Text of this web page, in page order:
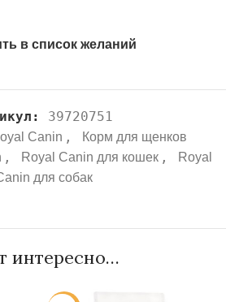
в список желаний
39720751
Canin , Корм для щенков
, Royal Canin для кошек ,
Royal
для собак
интересно…